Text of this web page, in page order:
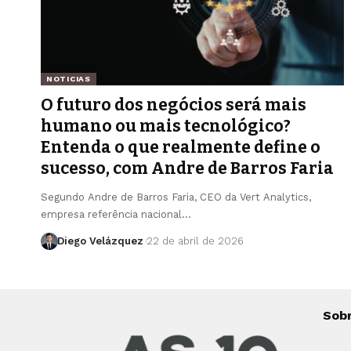
NOTICIAS
O futuro dos negócios será mais
humano ou mais tecnológico?
Entenda o que realmente define o
sucesso, com Andre de Barros Faria
Segundo Andre de Barros Faria, CEO da Vert Analytics,
empresa referência nacional…
Diego Velázquez 22 de abril de 2026